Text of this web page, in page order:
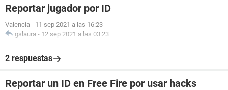
Reportar jugador por ID
Valencia - 11 sep 2021 a las 16:23
gslaura - 12 sep 2021 a las 03:23
2 respuestas
Reportar un ID en Free Fire por usar hacks